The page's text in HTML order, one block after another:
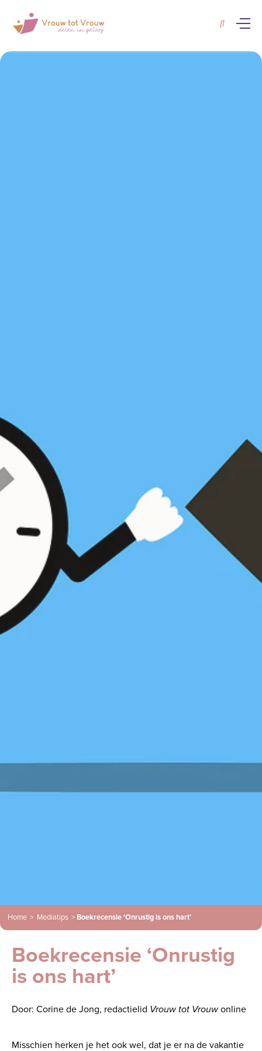
Home > Mediatips > Boekrecensie ‘Onrustig is ons hart’
Boekrecensie ‘Onrustig
is ons hart’
Door: Corine de Jong, redactielid Vrouw tot Vrouwonline
Misschien herken je het ook wel, dat je er na de vakantie